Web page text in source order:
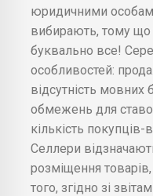
юридичними
вибирають, тому що
буквально все!
особливостей:
відсутність мовних
обмежень для
кількість
Селлери
розміщення
того, згідно зі